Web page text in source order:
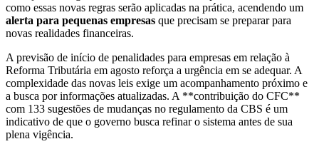
como essas novas regras serão aplicadas na prática, acendendo um
alerta para pequenas empresas que precisam se preparar para
novas realidades financeiras.
A previsão de início de penalidades para empresas em relação à
Reforma Tributária em agosto reforça a urgência em se adequar. A
complexidade das novas leis exige um acompanhamento próximo e
a busca por informações atualizadas. A **contribuição do CFC**
com 133 sugestões de mudanças no regulamento da CBS é um
indicativo de que o governo busca refinar o sistema antes de sua
plena vigência.